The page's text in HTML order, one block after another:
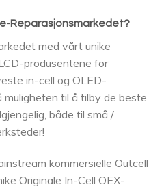
Reparasjonsmarkedet?
med vårt unike
produsentene for
in-cell og OLED-
muligheten til å tilby de beste
både til små /
kommersielle Outcell
Originale In-Cell OEX-